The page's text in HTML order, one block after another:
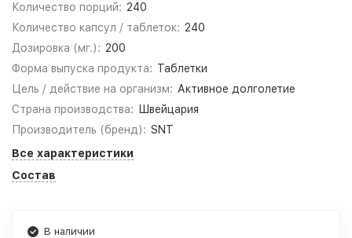
Количество порций: 240
Количество капсул / таблеток: 240
Дозировка (мг.): 200
Форма выпуска продукта: Таблетки
Цель / действие на организм: Активное долголетие
Страна производства:
Швейцария
Производитель (бренд): SNT
Все характеристики
Состав
В наличии